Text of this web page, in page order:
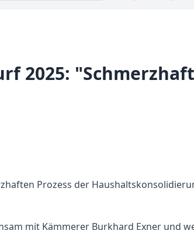
2025:
Prozess der
mit Kämmerer Burkhard Exner und